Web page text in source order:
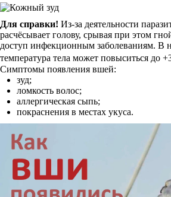
Для справки! Из-за деятельности
расчёсывает голову, срывая при этом
доступ инфекционным заболеваниям. В
температура тела может повыситься до
Симптомы появления вшей:
зуд;
ломкость волос;
аллергическая сыпь;
покраснения в местах укуса.